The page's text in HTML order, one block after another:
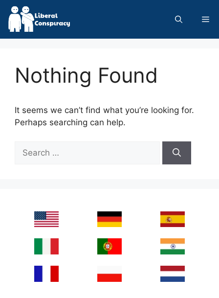
Skip
content
Nothing Found
It seems we can’t find what you’re looking for.
Perhaps searching can help.
for: